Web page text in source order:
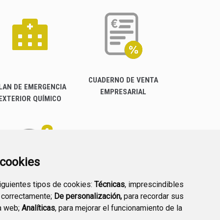
tipos de cookies: Técnicas, imprescindibles
De personalización, para recordar sus
web; Analíticas, para mejorar el funcionamiento de la
DE EMERGENCIA
QUÍMICO
CUADERNO DE VENTA
EMPRESARIAL
PREGUNTAS
FRECUENTES
PLAN DE ACCIÓN LOCAL
2030